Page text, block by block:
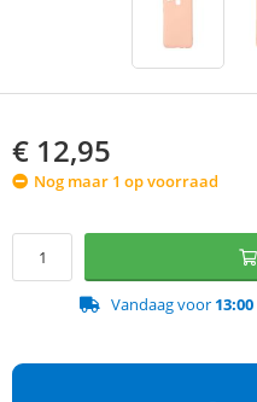
€ 12,95
Nog maar 1 op voorraad
Vandaag voor 13:00